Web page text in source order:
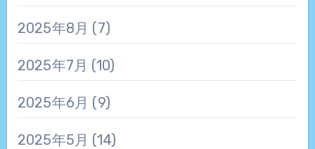
2025年8月 (7)
2025年7月 (10)
2025年6月 (9)
2025年5月 (14)